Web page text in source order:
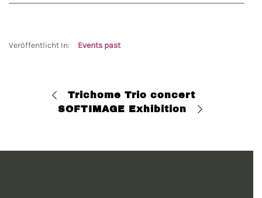
Veröffentlicht In: Events past
Trichome Trio concert
SOFTIMAGE Exhibition